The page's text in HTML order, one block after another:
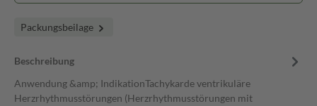
Packungsbeilage
Beschreibung
Anwendung &amp; IndikationTachykarde ventrikuläre
Herzrhythmusstörungen (Herzrhythmusstörungen mit